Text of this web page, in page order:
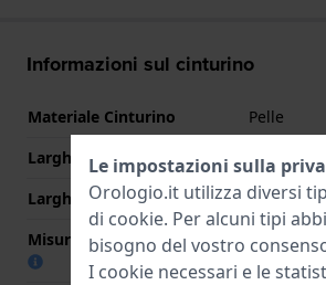
Informazioni sul cinturino
Materiale Cinturino
Pelle
Larghezza cinturino
19 mm
Larghezza tra Anse
19 mm
Misura cinturino alla fibbia
18 mm
Le impostazioni sulla
Orologio.it utilizza diversi
di cookie. Per alcuni tipi
bisogno del vostro
I cookie necessari e le